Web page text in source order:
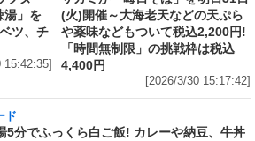
湯」を
ツ、チ
15:42:35]
(火)開催～大海老天などの天ぷら
や薬味などもついて税込2,200円!
「時間無制限」の挑戦枠は税込
4,400円
[2026/3/30 15:17:42]
ド
5分でふっくら白ご飯! カレーや納豆、牛丼